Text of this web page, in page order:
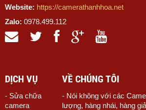
Website: https://camerathanhhoa.net
Zalo: 0978.499.112
DỊCH VỤ
- Sửa chữa
camera
VỀ CHÚNG TÔI
- Nói không với các
lượng, hàng nhái, hàng giả